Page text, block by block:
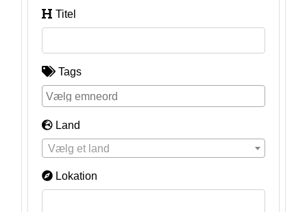
Titel
Tags
Land
Vælg et land
Lokation